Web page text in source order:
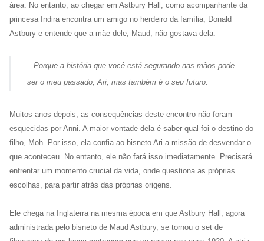
área. No entanto, ao chegar em Astbury Hall, como acompanhante da
princesa Indira encontra um amigo no herdeiro da família, Donald
Astbury e entende que a mãe dele, Maud, não gostava dela.
– Porque a história que você está segurando nas mãos pode
ser o meu passado, Ari, mas também é o seu futuro.
Muitos anos depois, as consequências deste encontro não foram
esquecidas por Anni. A maior vontade dela é saber qual foi o destino do
filho, Moh. Por isso, ela confia ao bisneto Ari a missão de desvendar o
que aconteceu. No entanto, ele não fará isso imediatamente. Precisará
enfrentar um momento crucial da vida, onde questiona as próprias
escolhas, para partir atrás das próprias origens.
Ele chega na Inglaterra na mesma época em que Astbury Hall, agora
administrada pelo bisneto de Maud Astbury, se tornou o set de